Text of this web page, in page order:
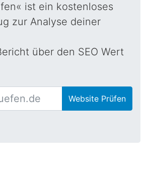
ist ein kostenloses
zur Analyse deiner
über den SEO Wert
Website Prüfen